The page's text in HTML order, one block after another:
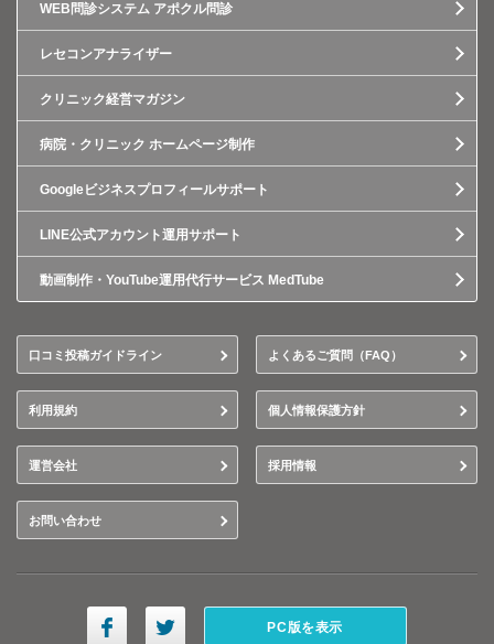
WEB問診システム アポクル問診
レセコンアナライザー
クリニック経営マガジン
病院・クリニック ホームページ制作
Googleビジネスプロフィールサポート
LINE公式アカウント運用サポート
動画制作・YouTube運用代行サービス MedTube
口コミ投稿ガイドライン よくあるご質問（FAQ）
利用規約 個人情報保護方針
運営会社 採用情報
お問い合わせ
PC版を表示